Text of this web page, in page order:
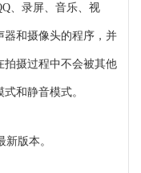
、录屏、音乐、视
器和摄像头的程序，并
拍摄过程中不会被其他
和静音模式。
新版本。